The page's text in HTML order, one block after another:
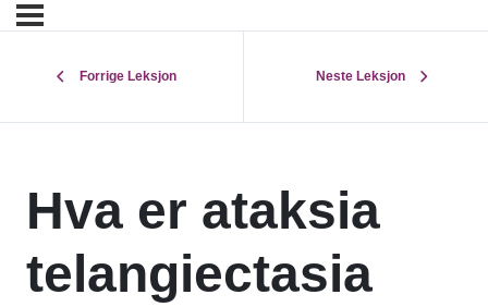
Forrige Leksjon Neste Leksjon
Hva er ataksia
telangiectasia